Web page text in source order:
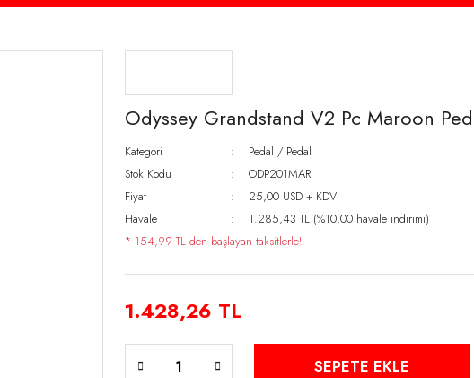
Odyssey Grandstand V2 Pc Maroon
Kategori
Pedal / Pedal
Stok Kodu
ODP201MAR
Fiyat
25,00 USD + KDV
Havale
1.285,43 TL (%10,00 havale indirimi)
* 154,99 TL den başlayan taksitlerle!!
1.428,26 TL
SEPETE EKLE